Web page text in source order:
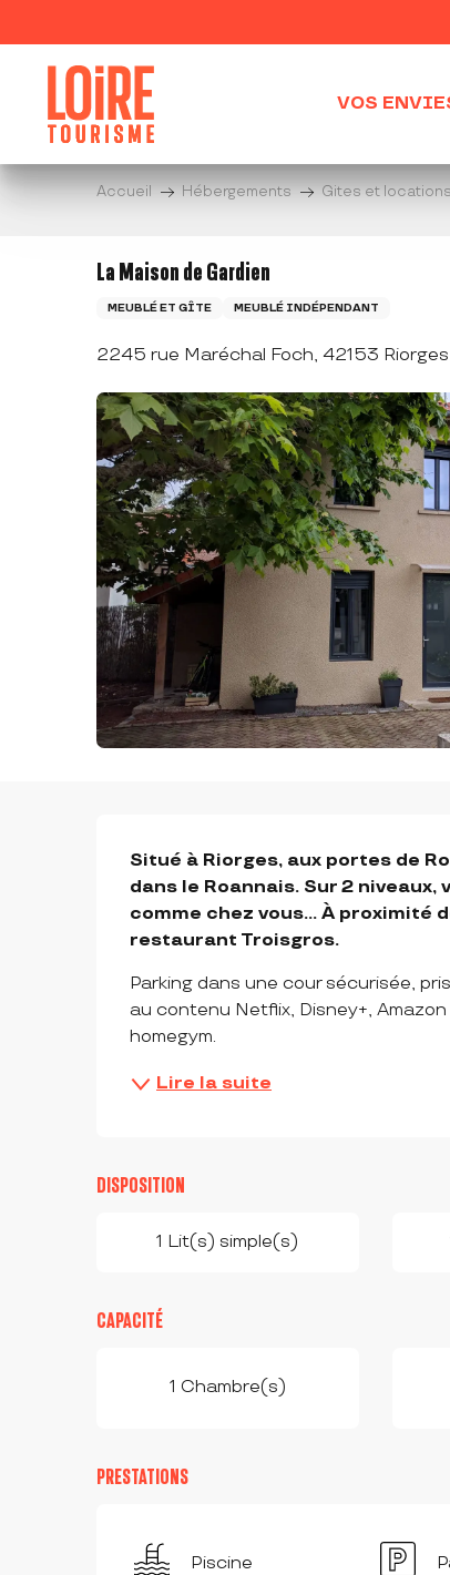
au
contenu
VOS
Accueil Hébergements Gites et locations
La Maison de Gardien
MEUBLÉ ET GÎTE MEUBLÉ INDÉPENDANT
2245 rue Maréchal Foch, 42153 Riorges
DESCRIPTION
Situé à Riorges, aux portes de
dans le Roannais. Sur 2
comme chez vous... À proximité
restaurant Troisgros.
Parking dans une cour sécurisée,
au contenu Netflix, Disney+,
homegym.
Lire la suite
DISPOSITION
1 Lit(s) simple(s)
CAPACITÉ
1 Chambre(s)
PRESTATIONS
Piscine